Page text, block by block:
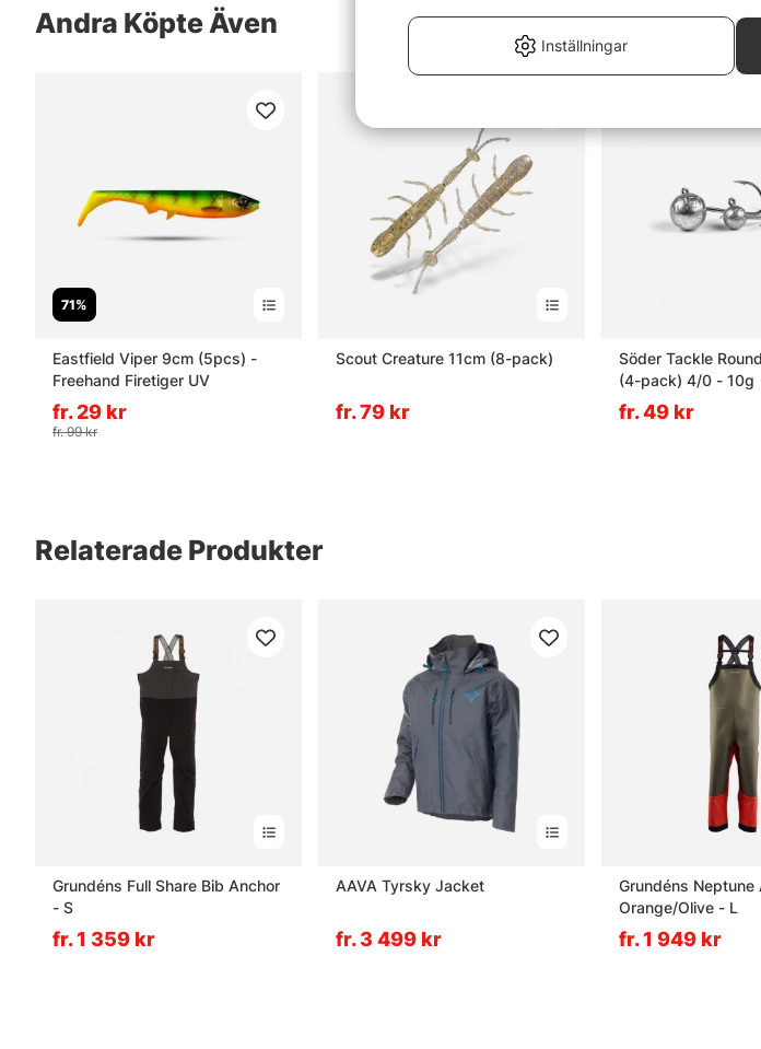
Andra Köpte Även
71%
Eastfield Viper 9cm (5pcs) -
Freehand Firetiger UV
fr. 29 kr
fr. 99 kr
Scout Creature 11cm (8-pack)
fr. 79 kr
Söder Tackle
(4-pack) 4/0 - 10g
fr. 49 kr
Relaterade Produkter
Grundéns Full Share Bib Anchor
- S
fr. 1 359 kr
AAVA Tyrsky Jacket
fr. 3 499 kr
Grundéns Neptune
Orange/Olive - L
fr. 1 949 kr
Inställningar